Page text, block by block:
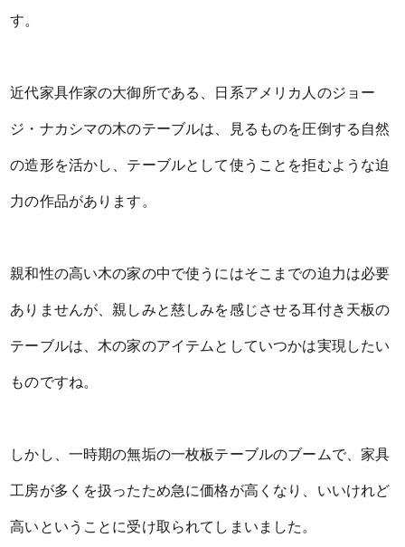
す。
近代家具作家の大御所である、日系アメリカ人のジョー
ジ・ナカシマの木のテーブルは、見るものを圧倒する自然
の造形を活かし、テーブルとして使うことを拒むような迫
力の作品があります。
親和性の高い木の家の中で使うにはそこまでの迫力は必要
ありませんが、親しみと慈しみを感じさせる耳付き天板の
テーブルは、木の家のアイテムとしていつかは実現したい
ものですね。
しかし、一時期の無垢の一枚板テーブルのブームで、家具
工房が多くを扱ったため急に価格が高くなり、いいけれど
高いということに受け取られてしまいました。